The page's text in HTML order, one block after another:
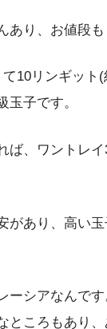
り、お値段も
10リンギッ
玉子です。
ば、ワントレ
があり、高い
ーシアなんで
ころもあり、